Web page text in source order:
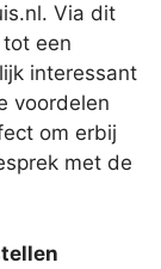
Via dit
een
interessant
voordelen
om erbij
met de